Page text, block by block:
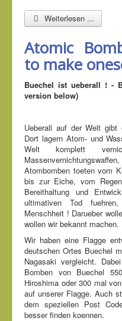
Weiterlesen ...
Atomic
to make
Buechel ist ueberall ! -
version below)
Ueberall auf der Welt
Dort lagern Atom- und
Welt komplett
Atombomben toeten vom
bis zur Eiche, vom
Bereithaltung und
ultimativen Tod
Menschheit ! Darueber
wollen wir bekannt machen.
Wir haben eine Flagge
deutschen Ortes Buechel
Nagasaki vergleicht.
Bomben von Buechel
Hiroshima oder 300 mal
auf unserer Flagge. Auch
dem speziellen Post
besser finden koennen.